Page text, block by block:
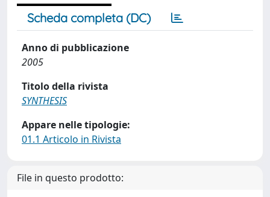
Scheda completa (DC)
Anno di pubblicazione
2005
Titolo della rivista
SYNTHESIS
Appare nelle tipologie:
01.1 Articolo in Rivista
File in questo prodotto: